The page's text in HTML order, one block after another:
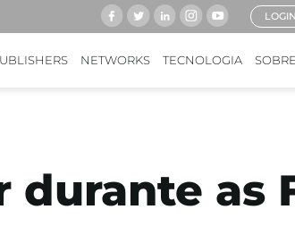
NETWORKS TECNOLOGIA
LOGIN
durante as